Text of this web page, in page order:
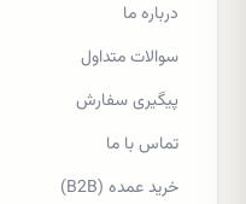
درباره ما
سوالات متداول
پیگیری سفارش
تماس با ما
خرید عمده (B2B)